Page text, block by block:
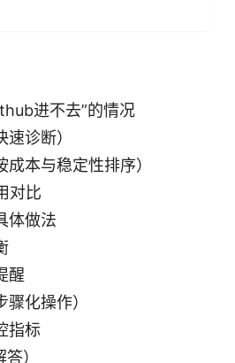
进不去”的情况
诊断）
本与稳定性排序）
对比
体做法
醒
化操作）
指标
）